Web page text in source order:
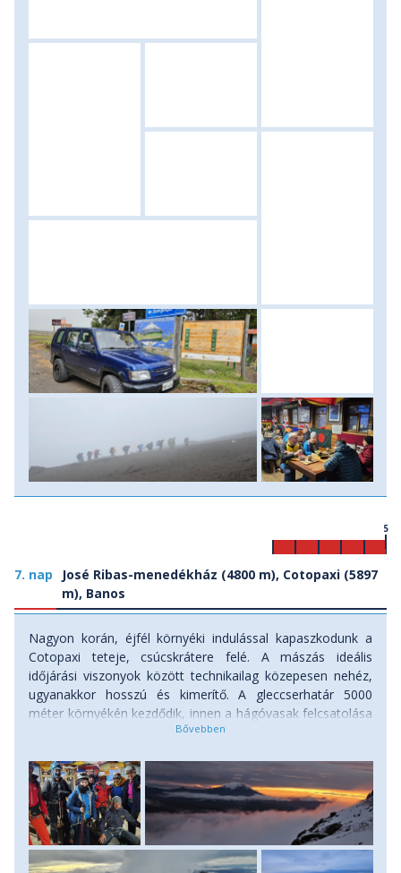
7. nap
José Ribas-menedékház (4800 m), Cotopaxi (5897
m), Banos
5
Nagyon korán, éjfél környéki indulással kapaszkodunk a
Cotopaxi teteje, csúcskrátere felé. A mászás ideális
időjárási viszonyok között technikailag közepesen nehéz,
ugyanakkor hosszú és kimerítő. A gleccserhatár 5000
méter környékén kezdődik, innen a hágóvasak felcsatolása
után a letöredező gleccsernyúlvány labirintusában
állandóan mozgásban levő gleccser az útvonalat is alakítja,
időnként könnyebb, időnként nehezebb a terep, mély
gleccserhasadékokat kerülgetünk, hóhidakon kelünk át,
néhol akár kisebb, fix köteles mászás is előfordulhat. Kb. 7
órás menet és az utolsó meredekebb, az olvadás miatt
már jégmentes szakasz leküzdése után, már éppen